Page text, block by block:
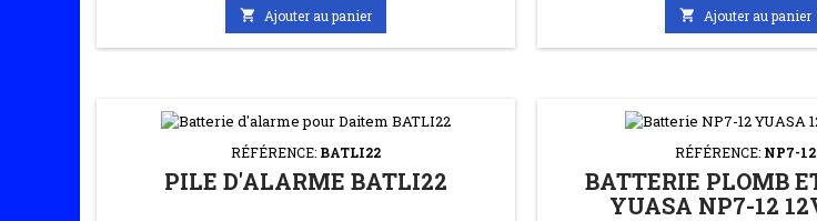
 Ajouter au panier  Ajouter au panier
RÉFÉRENCE: BATLI22
PILE D'ALARME BATLI22
RÉFÉRENCE: NP7-12
BATTERIE PLOMB
YUASA NP7-12